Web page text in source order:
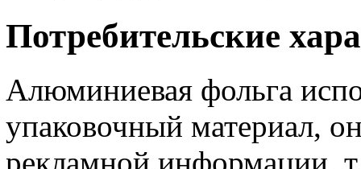
Потребительские
Алюминиевая фольга
упаковочный материал,
рекламной информации,